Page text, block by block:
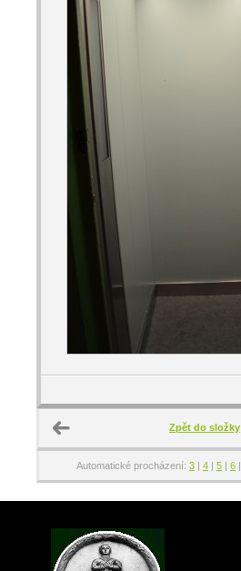
Zpět do složky
Automatické procházení: 3 | 4 | 5 | 6 |